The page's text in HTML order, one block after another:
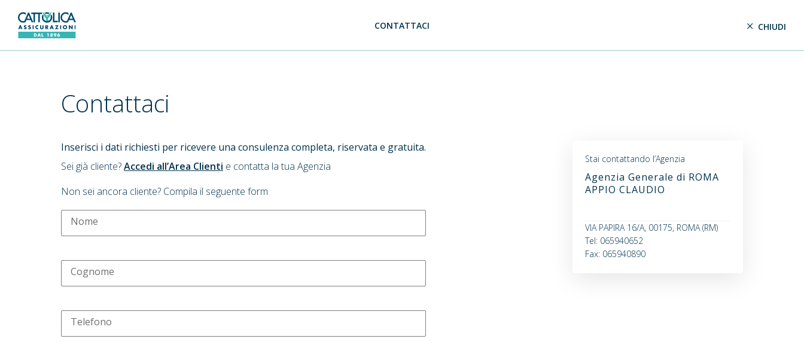
Generali Logo CONTATTACI CHIUDI
Contattaci
Inserisci i dati richiesti per ricevere una consulenza completa, riservata e gratuita.
Sei già cliente?Accedi all’Area Clienti e contatta la tua Agenzia
Non sei ancora cliente? Compila il seguente form
Nome
Cognome
Telefono
Stai contattando l’Agenzia
Agenzia Generale di ROMA
APPIO CLAUDIO
VIA PAPIRA 16/A, 00175, ROMA (RM)
Tel: 065940652
Fax: 065940890